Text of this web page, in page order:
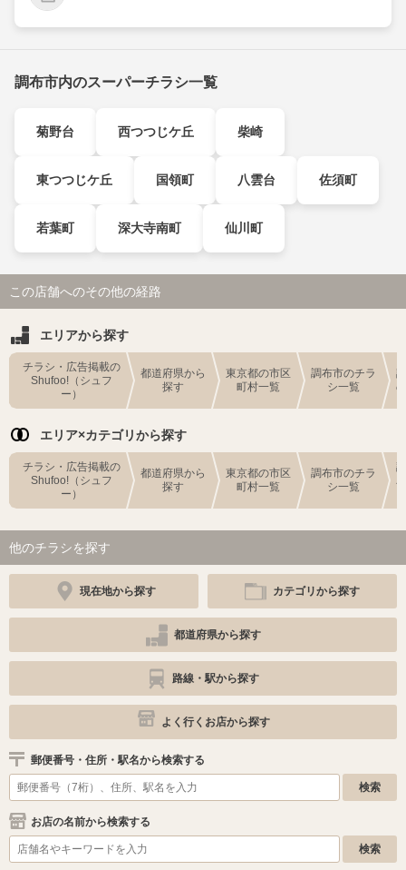
調布市内のスーパーチラシ一覧
菊野台 西つつじケ丘 柴崎
東つつじケ丘 国領町 八雲台 佐須町
若葉町 深大寺南町 仙川町
この店舗へのその他の経路
エリアから探す
チラシ・広告掲載の
Shufoo!（シュフ
ー）
都道府県から
探す
東京都の市区
町村一覧
調布市のチラ
シ一覧
エリア×カテゴリから探す
チラシ・広告掲載の
Shufoo!（シュフ
ー）
都道府県から
探す
東京都の市区
町村一覧
調布市のチラ
シ一覧
他のチラシを探す
現在地から探す カテゴリから探す
都道府県から探す
路線・駅から探す
よく行くお店から探す
郵便番号・住所・駅名から検索する
お店の名前から検索する